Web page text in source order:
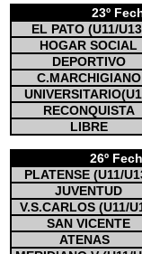
23º
EL PATO (U11/
HOGAR SOCIAL
DEPORTIVO
C.MARCHIGIANO
RECONQUISTA
LIBRE
26º
PLATENSE (U11/
JUVENTUD
V.S.CARLOS (U11/
SAN VICENTE
ATENAS